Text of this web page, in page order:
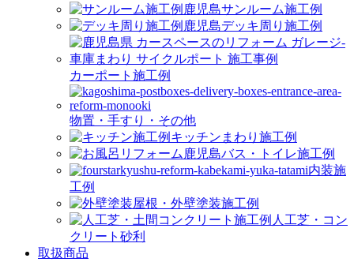
サンルーム施工例
デッキ周り施工例
カーポート施工例
物置・手すり・その他
キッチンまわり施工例
バス・トイレ施工例
内装施
工例
屋根・外壁塗装施工例
人工芝・コン
クリート砂利
取扱商品